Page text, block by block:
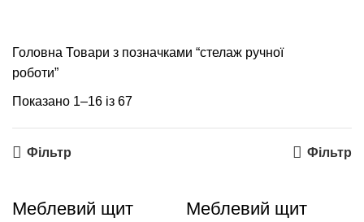
Головна Товари з позначками “стелаж ручної
роботи”
Показано 1–16 із 67
Фільтр Фільтр
Меблевий щит
Меблевий щит